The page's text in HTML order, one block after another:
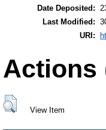
Date Deposited:
Last Modified:
URI:
Actions
View Item